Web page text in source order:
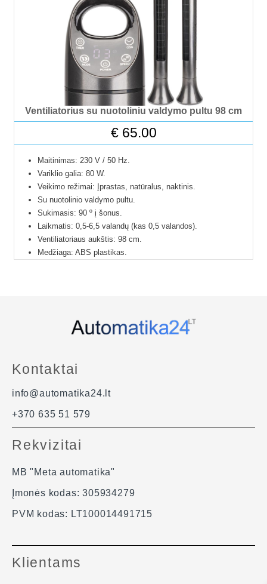
pristatymas tik per kurjerį.
Ventiliatorius su nuotoliniu valdymo pultu 98 cm
€65.00
Maitinimas: 230 V / 50 Hz.
Variklio galia: 80 W.
Veikimo režimai: Įprastas, natūralus, naktinis.
Su nuotolinio valdymo pultu.
Sukimasis: 90 º į šonus.
Laikmatis: 0,5-6,5 valandų (kas 0,5 valandos).
Ventiliatoriaus aukštis: 98 cm.
Medžiaga: ABS plastikas.
Ventiliatorius netelpa į paštomatus, todėl galimas
pristatymas tik per kurjerį.
Kontaktai
info@automatika24.lt
+370 635 51 579
Rekvizitai
MB "Meta automatika"
Įmonės kodas: 305934279
PVM kodas: LT100014491715
Klientams